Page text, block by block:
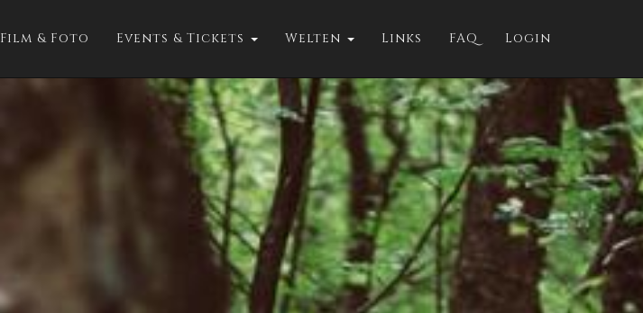
Film & Foto Events & Tickets Welten Links FAQ Login